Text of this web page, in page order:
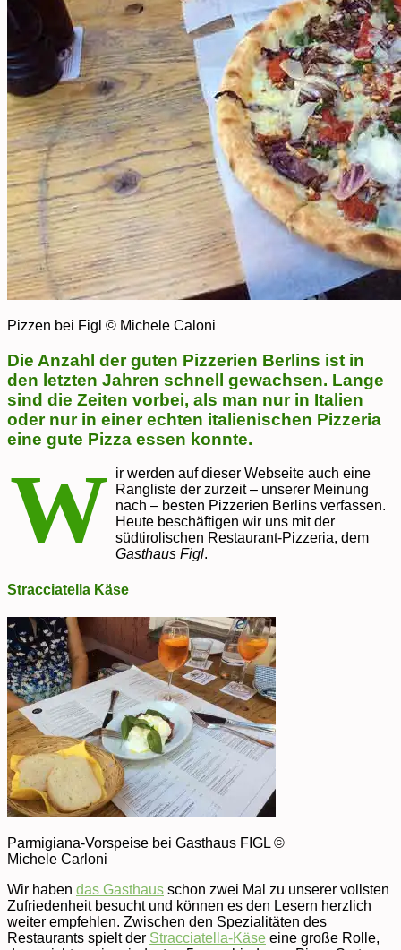
Pizzen bei Figl © Michele Caloni
Die Anzahl der guten Pizzerien Berlins ist in
den letzten Jahren schnell gewachsen. Lange
sind die Zeiten vorbei, als man nur in Italien
oder nur in einer echten italienischen Pizzeria
eine gute Pizza essen konnte.
W ir werden auf dieser Webseite auch eine
Rangliste der zurzeit – unserer Meinung
nach – besten Pizzerien Berlins verfassen.
Heute beschäftigen wir uns mit der
südtirolischen Restaurant-Pizzeria, dem
Gasthaus Figl.
Stracciatella Käse
Parmigiana-Vorspeise bei Gasthaus FIGL ©
Michele Carloni
Wir haben das Gasthaus schon zwei Mal zu unserer vollsten
Zufriedenheit besucht und können es den Lesern herzlich
weiter empfehlen. Zwischen den Spezialitäten des
Restaurants spielt der Stracciatella-Käse eine große Rolle,